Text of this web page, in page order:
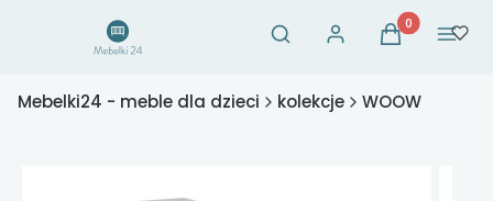
Otwórz wyszukiwarkę
Szukaj Zaloguj sięProdukty w
Koszyk Menu
Mebelki24 - meble dla dzieci kolekcje WOOW